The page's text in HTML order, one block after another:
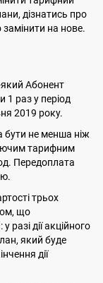
дізнатись про
замінити на нове.
Абонент
1 раз у період
2019 року.
бути не менша ніж
тарифним
Передоплата
трьох
що
дії акційного
який буде
дії